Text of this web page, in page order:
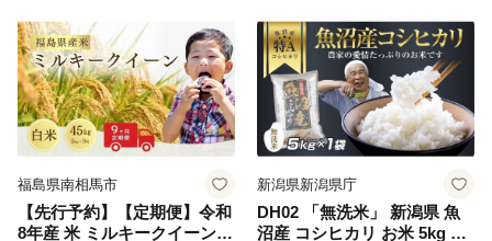
福島県南相馬市
【先行予約】【定期便】令和
8年産 米 ミルキークイーン
新潟県新潟県庁
DH02 「無洗米」 新潟県 魚
沼産 コシヒカリ お米 5kg こ